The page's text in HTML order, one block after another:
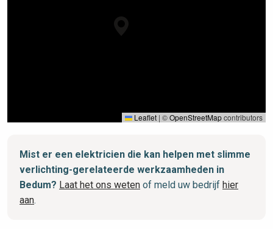
Leaflet | ©OpenStreetMapcontributors
Mist er een elektricien die kan helpen met slimme
verlichting-gerelateerde werkzaamheden in
Bedum? Laat het ons weten of meld uw bedrijf hier
aan.